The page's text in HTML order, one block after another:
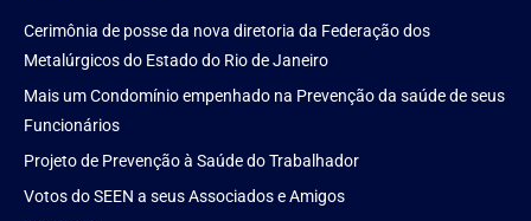
Cerimônia de posse da nova diretoria da Federação dos
Metalúrgicos do Estado do Rio de Janeiro
Mais um Condomínio empenhado na Prevenção da saúde de seus
Funcionários
Projeto de Prevenção à Saúde do Trabalhador
Votos do SEEN a seus Associados e Amigos